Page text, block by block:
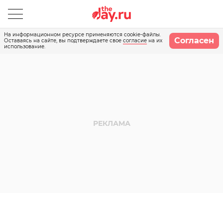
На информационном ресурсе применяются cookie-файлы.
Оставаясь на сайте, вы подтверждаете свое согласие на их
использование.
Согласен